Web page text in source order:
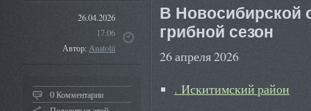
26.04.2026
17:06
Автор:Anatolii
0 Комментарии
В Новосибирской
грибной сезон
26 апреля 2026
. Искитимский район